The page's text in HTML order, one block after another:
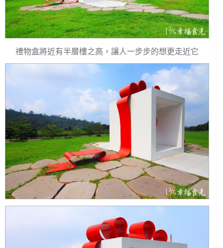
禮物盒將近有半層樓之高，讓人一步步的想更走近它